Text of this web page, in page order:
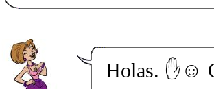
Holas. ✋☺️